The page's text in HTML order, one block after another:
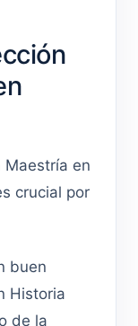
Maestría en
crucial por
buen
Historia
de la